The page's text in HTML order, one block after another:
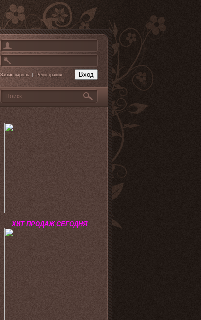
Забыл пароль | Регистрация
ХИТ ПРОДАЖ СЕГОДНЯ